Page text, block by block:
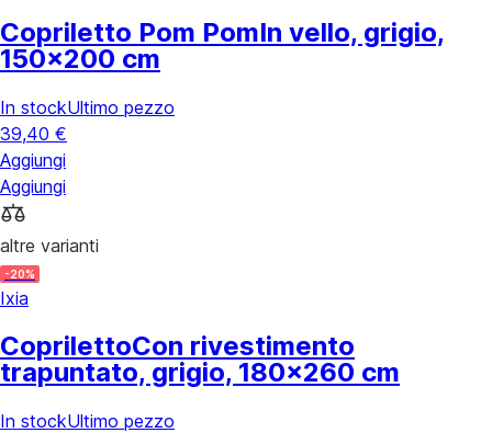
Copriletto Pom PomIn vello, grigio,
150x200 cm
In stockUltimo pezzo
39,40 €
Aggiungi
Aggiungi
altre varianti
-20%
Ixia
CoprilettoCon rivestimento
trapuntato, grigio, 180x260 cm
In stockUltimo pezzo